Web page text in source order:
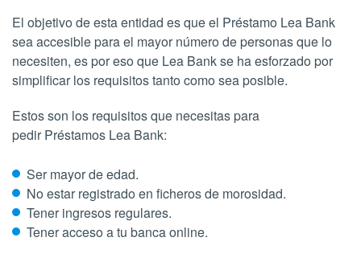
El objetivo de esta entidad es que el Préstamo Lea Bank
sea accesible para el mayor número de personas que lo
necesiten, es por eso que Lea Bank se ha esforzado por
simplificar los requisitos tanto como sea posible.
Estos son los requisitos que necesitas para
pedir Préstamos Lea Bank:
Ser mayor de edad.
No estar registrado en ficheros de morosidad.
Tener ingresos regulares.
Tener acceso a tu banca online.